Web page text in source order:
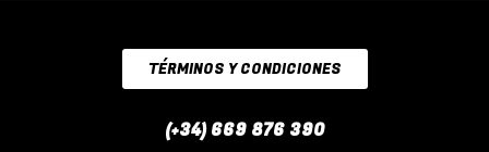
TÉRMINOS Y CONDICIONES
(+34) 669 876 390